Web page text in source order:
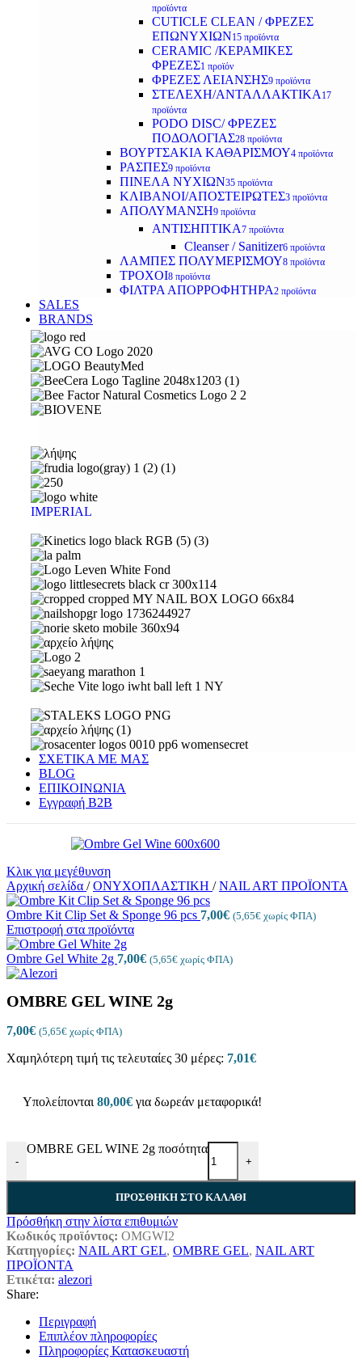
προϊόντα
CUTICLE CLEAN / ΦΡΕΖΕΣ
ΕΠΩΝΥΧΙΩΝ15 προϊόντα
CERAMIC /ΚΕΡΑΜΙΚΕΣ
ΦΡΕΖΕΣ1 προϊόν
ΦΡΕΖΕΣ ΛΕΙΑΝΣΗΣ9 προϊόντα
ΣΤΕΛΕΧΗ/ΑΝΤΑΛΛΑΚΤΙΚΑ 17
προϊόντα
PODO DISC/ ΦΡΕΖΕΣ
ΠΟΔΟΛΟΓΙΑΣ28 προϊόντα
ΒΟΥΡΤΣΑΚΙΑ ΚΑΘΑΡΙΣΜΟΥ4 προϊόντα
ΡΑΣΠΕΣ9 προϊόντα
ΠΙΝΕΛΑ ΝΥΧΙΩΝ35 προϊόντα
ΚΛΙΒΑΝΟΙ/ΑΠΟΣΤΕΙΡΩΤΕΣ3 προϊόντα
ΑΠΟΛΥΜΑΝΣΗ9 προϊόντα
ΑΝΤΙΣΗΠΤΙΚΑ7 προϊόντα
Cleanser / Sanitizer6 προϊόντα
ΛΑΜΠΕΣ ΠΟΛΥΜΕΡΙΣΜΟΥ8 προϊόντα
ΤΡΟΧΟΙ8 προϊόντα
ΦΙΛΤΡΑ ΑΠΟΡΡΟΦΗΤΗΡΑ2 προϊόντα
SALES
BRANDS
IMPERIAL
ΣΧΕΤΙΚΑ ΜΕ ΜΑΣ
BLOG
ΕΠΙΚΟΙΝΩΝΙΑ
Εγγραφή Β2Β
Κλικ για μεγέθυνση
Αρχική σελίδα / ΟΝΥΧΟΠΛΑΣΤΙΚΗ / NAIL ART ΠΡΟΪΟΝΤΑ
Ombre Kit Clip Set & Sponge 96 pcs 7,00€ (5,65€ χωρίς ΦΠΑ)
Επιστροφή στα προϊόντα
Ombre Gel White 2g 7,00€ (5,65€ χωρίς ΦΠΑ)
OMBRE GEL WINE 2g
7,00€ (5,65€ χωρίς ΦΠΑ)
Χαμηλότερη τιμή τις τελευταίες 30 μέρες: 7,01€
Υπολείπονται 80,00€ για δωρεάν μεταφορικά!
-
OMBRE GEL WINE 2g ποσότητα
+
ΠΡΟΣΘΉΚΗ ΣΤΟ ΚΑΛΆΘΙ
Πρόσθήκη στην λίστα επιθυμιών
Κωδικός προϊόντος: OMGWI2
Κατηγορίες: NAIL ART GEL, OMBRE GEL, NAIL ART
ΠΡΟΪΟΝΤΑ
Ετικέτα: alezori
Share:
Περιγραφή
Επιπλέον πληροφορίες
Πληροφορίες Κατασκευαστή